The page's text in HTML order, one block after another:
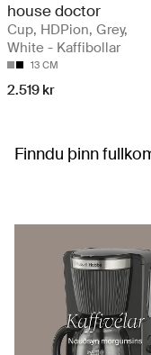
house doctor
Cup, HDPion, Grey,
White - Kaffibollar
13 CM
2.519 kr
Finndu þinn